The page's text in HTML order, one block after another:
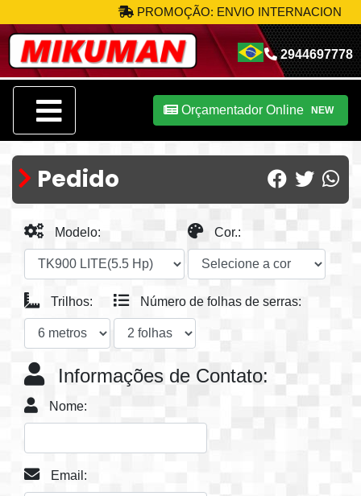
PROMOÇÃO: ENVIO INTERNACIONAL
2944697778
Orçamentador Online NEW
Pedido
Modelo: Cor.:
Trilhos: Número de folhas de serras:
Informações de Contato:
Nome:
Email: